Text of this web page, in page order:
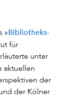
»Bibliotheks-
für
unter
aktuellen
der
der Kölner